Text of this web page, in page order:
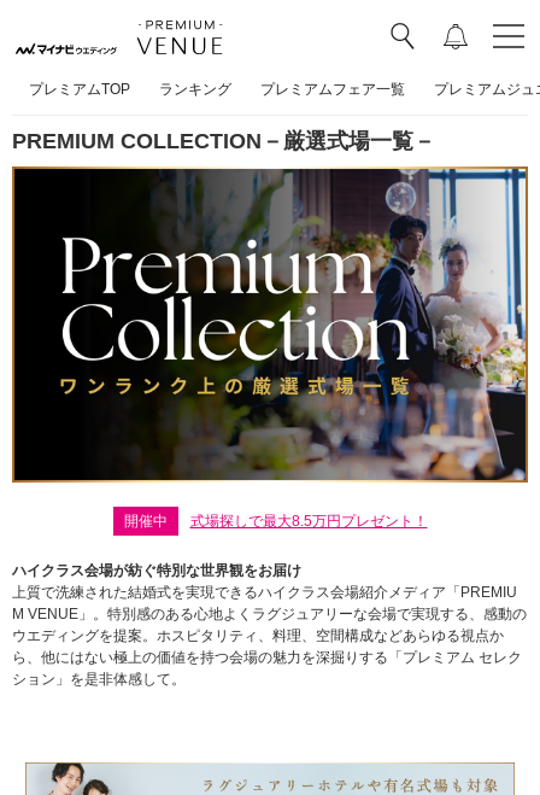
プレミアムTOP ランキング プレミアムフェア一覧 プレミアムジュ
PREMIUM COLLECTION－厳選式場一覧－
開催中 式場探しで最大8.5万円プレゼント！
ハイクラス会場が紡ぐ特別な世界観をお届け
上質で洗練された結婚式を実現できるハイクラス会場紹介メディア「PREMIU
M VENUE」。特別感のある心地よくラグジュアリーな会場で実現する、感動の
ウエディングを提案。ホスピタリティ、料理、空間構成などあらゆる視点か
ら、他にはない極上の価値を持つ会場の魅力を深掘りする「プレミアム セレク
ション」を是非体感して。